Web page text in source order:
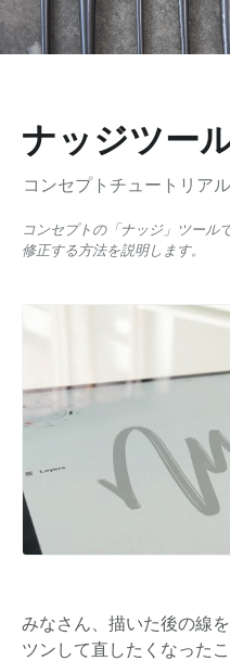
ナッジツー
コンセプトチュートリア
コンセプトの「ナッジ」ツール
修正する方法を説明します。
みなさん、描いた後の線
ツンして直したくなった